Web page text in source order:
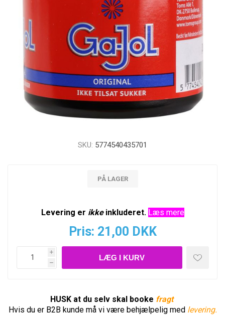
SKU: 5774540435701
PÅ LAGER
Levering er ikkeinkluderet. Læs mere
Pris: 21,00 DKK
i
h
HUSK at du selv skal booke fragt
Hvis du er B2B kunde må vi være behjælpelig med levering.